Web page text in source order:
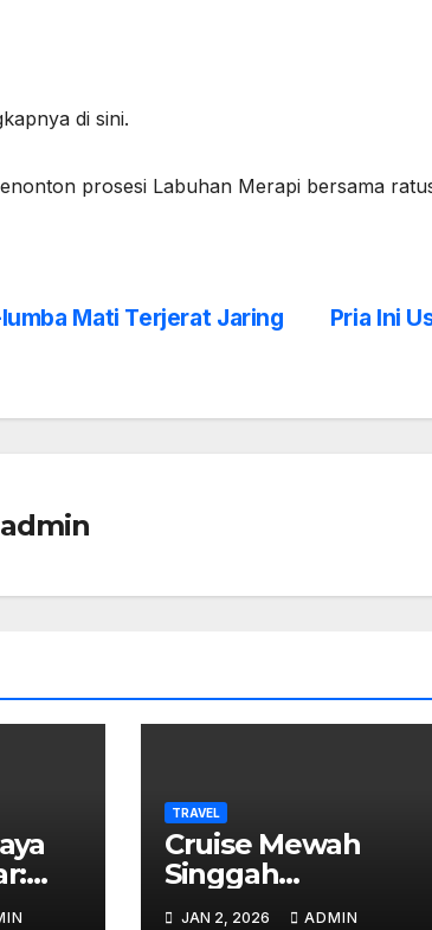
di sini.
prosesi Labuhan Merapi bersama
Pria Ini
Mati Terjerat Jaring
admin
TRAVEL
Cruise Mewah
Singgah
Indonesia, Harga
JAN 2, 2026 ADMIN